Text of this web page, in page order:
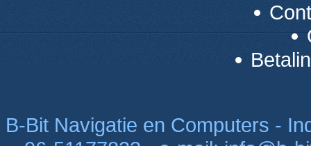
B-Bit Navigatie en Computers -